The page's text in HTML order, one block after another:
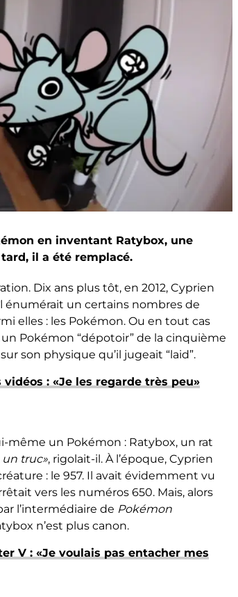
en inventant Ratybox, une
il a été remplacé.
Dix ans plus tôt, en 2012, Cyprien
énumérait un certains nombres de
elles : les Pokémon. Ou en tout cas
Pokémon “dépotoir” de la cinquième
son physique qu’il jugeait “laid”.
: «Je les regarde très peu»
même un Pokémon : Ratybox, un rat
un truc», rigolait-il. À l’époque, Cyprien
: le 957. Il avait évidemment vu
vers les numéros 650. Mais, alors
l’intermédiaire de Pokémon
n’est plus canon.
V : «Je voulais pas entacher mes